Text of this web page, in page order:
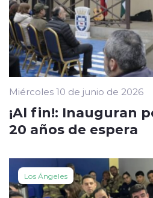
Miércoles 10 de junio de 2026
¡Al fin!: Inauguran
20 años de espera
Los Ángeles